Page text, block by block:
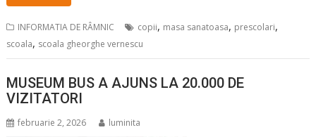
INFORMATIA DE RÂMNIC copii, masa sanatoasa, prescolari,
scoala, scoala gheorghe vernescu
MUSEUM BUS A AJUNS LA 20.000 DE
VIZITATORI
februarie 2, 2026 luminita